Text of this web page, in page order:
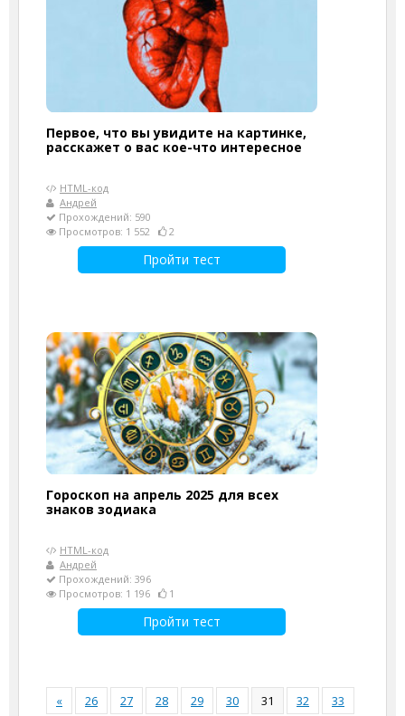
Первое, что вы увидите на картинке,
расскажет о вас кое-что интересное
HTML-код
Андрей
Прохождений: 590
Просмотров: 1 552
2
Пройти тест
Гороскоп на апрель 2025 для всех
знаков зодиака
HTML-код
Андрей
Прохождений: 396
Просмотров: 1 196
1
Пройти тест
« 26 27 28 29 30 31 32
33